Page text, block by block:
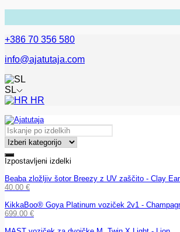
+386 70 356 580
info@ajatutaja.com
SL
HR
Izpostavljeni izdelki
Beaba zložljiv šotor Breezy z UV zaščito - Clay
40.00 €
KikkaBoo® Goya Platinum voziček 2v1 -
699.00 €